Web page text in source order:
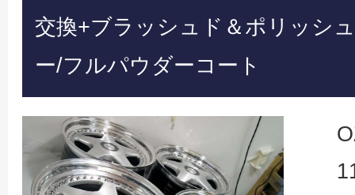
交換+ブラッシュド＆ポリッシ
ー/フルパウダーコート